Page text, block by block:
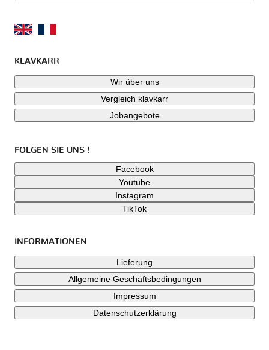
KLAVKARR
Wir über uns
Vergleich klavkarr
Jobangebote
FOLGEN SIE UNS !
Facebook
Youtube
Instagram
TikTok
INFORMATIONEN
Lieferung
Allgemeine Geschäftsbedingungen
Impressum
Datenschutzerklärung